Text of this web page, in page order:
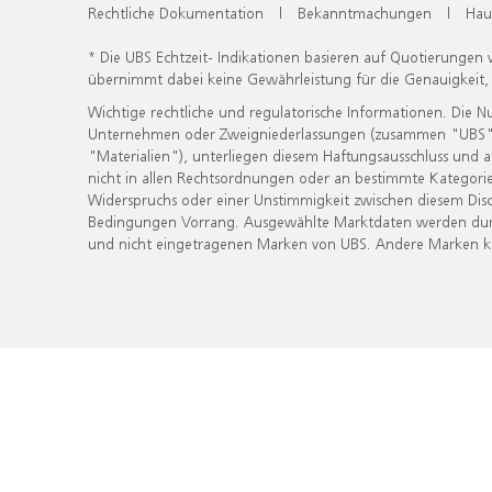
Rechtliche Dokumentation | Bekanntmachungen |
* Die UBS Echtzeit- Indikationen basieren auf
übernimmt dabei keine Gewährleistung für die
Wichtige rechtliche und regulatorische Informationen. Die
Unternehmen oder Zweigniederlassungen (zusammen
"Materialien"), unterliegen diesem Haftungsausschluss
nicht in allen Rechtsordnungen oder an bestimmte
Widerspruchs oder einer Unstimmigkeit zwischen diesem
Bedingungen Vorrang. Ausgewählte Marktdaten werden
und nicht eingetragenen Marken von UBS. Andere Marken